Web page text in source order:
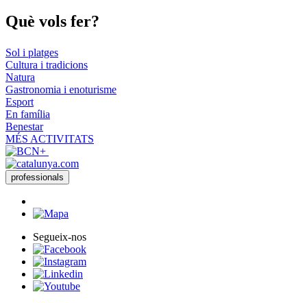
Què vols fer?
Sol i platges
Cultura i tradicions
Natura
Gastronomia i enoturisme
Esport
En família
Benestar
MÉS ACTIVITATS
professionals
Segueix-nos